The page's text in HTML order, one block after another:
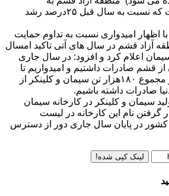
۲۵۰هزارتن در سال است که نسبت به سال قبل ۲۵درصد رشد
اظهار امیدواری نسبت به تداوم حمایت
آزاد قشم در سال های آتی تاکید امسال
اعلام کرد و افزود: در سال جاری
سیمان از قشم صادرات داشتیم و امیدواریم تا
پایان نیمه اول امسال در مجموع ۱۸۰هزار تن سیمان و کلینکر از
صادرات داشته باشیم.
سیمان و کلینکر در کارخانه سیمان
گرفتن نام این کارخانه در لیست
کشور در پایان سال جاری دور از دسترس
لینک کپی شده!